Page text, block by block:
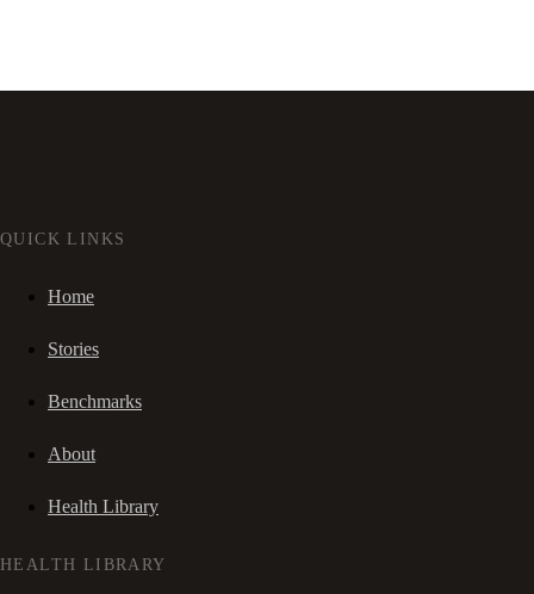
QUICK LINKS
Home
Stories
Benchmarks
About
Health Library
HEALTH LIBRARY